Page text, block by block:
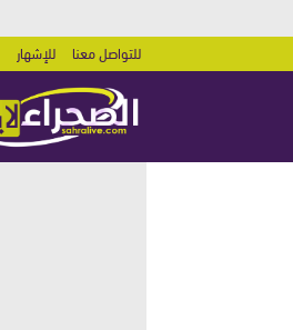
للتواصل معنا للإشهار